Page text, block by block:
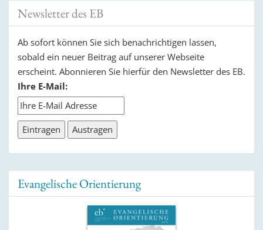
Newsletter des EB
Ab sofort können Sie sich benachrichtigen lassen,
sobald ein neuer Beitrag auf unserer Webseite
erscheint. Abonnieren Sie hierfür den Newsletter des EB.
Ihre E-Mail:
Evangelische Orientierung